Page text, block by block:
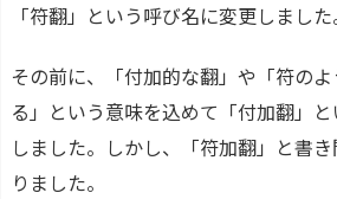
「符翻」という呼び名に変更しました
その前に、「付加的な翻」や「符の
る」という意味を込めて「付加翻」
しました。しかし、「符加翻」と書
りました。